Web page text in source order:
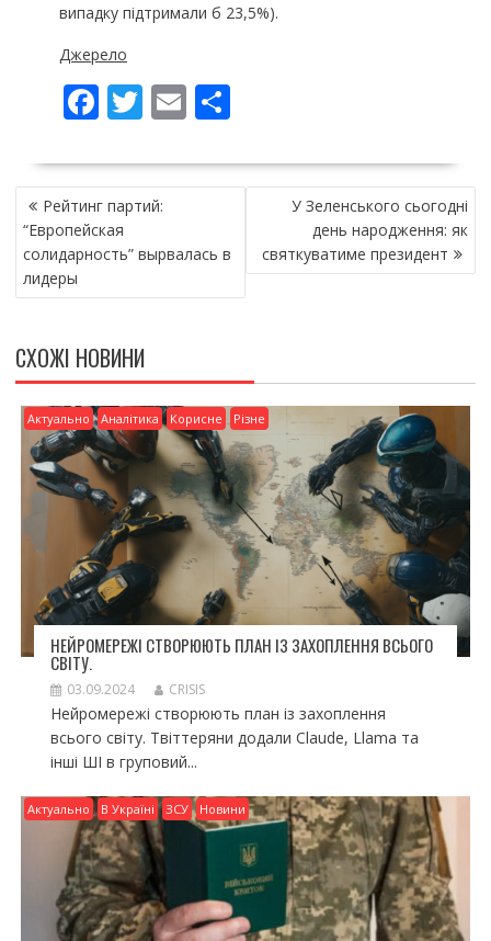
випадку підтримали б 23,5%).
Джерело
F
e
b
o
k
T
itt
er
E
ai
П
ді
и
т
и
НАВІГАЦІЯ
ЗАПИСІВ
Рейтинг партий:
“Европейская
солидарность” вырвалась в
лидеры
У Зеленського сьогодні
день народження: як
святкуватиме президент
СХОЖІ НОВИНИ
Актуально Аналітика Корисне Різне
НЕЙРОМЕРЕЖІ СТВОРЮЮТЬ ПЛАН ІЗ ЗАХОПЛЕННЯ ВСЬОГО
СВІТУ.
03.09.2024 CRISIS
Нейромережі створюють план із захоплення
всього світу. Твіттеряни додали Claude, Llama та
інші ШІ в груповий...
Актуально В Україні ЗСУ Новини